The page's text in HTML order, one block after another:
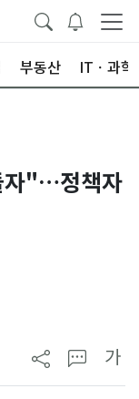
부동산 ITㆍ과학
자"…정책자
가